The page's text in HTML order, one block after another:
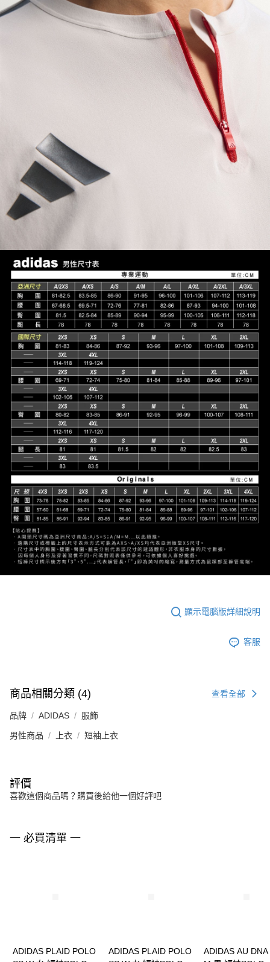
顯示電腦版詳細說明
客服
商品相關分類 (4) 查看全部
品牌 ADIDAS 服飾
男性商品 上衣 短袖上衣
評價
喜歡這個商品嗎？購買後給他一個好評吧
一 必買清單 一
ADIDAS PLAID POLO
ADIDAS PLAID POLO
ADIDAS AU DNA